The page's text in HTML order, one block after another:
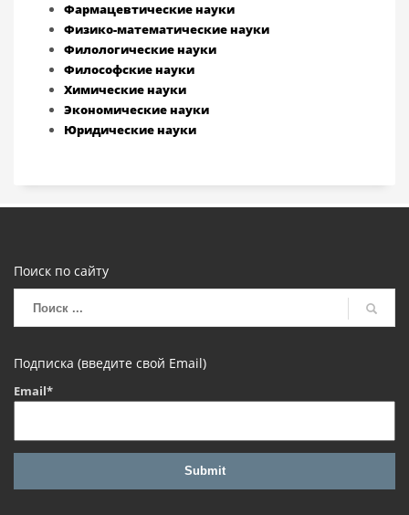
Фармацевтические науки
Физико-математические науки
Филологические науки
Философские науки
Химические науки
Экономические науки
Юридические науки
Поиск по сайту
Подписка (введите свой Email)
Email*